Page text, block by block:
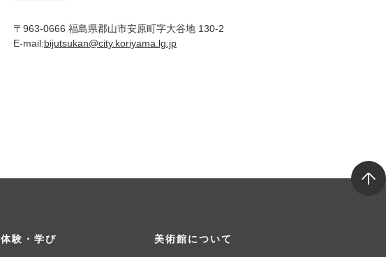
〒963-0666 福島県郡山市安原町字大谷地 130-2
E-mail:bijutsukan@city.koriyama.lg.jp
T
体験・学び 美術館について